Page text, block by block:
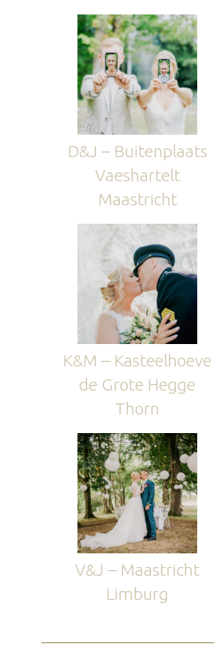
D&J – Buitenplaats
Vaeshartelt
Maastricht
K&M – Kasteelhoeve
de Grote Hegge
Thorn
V&J – Maastricht
Limburg